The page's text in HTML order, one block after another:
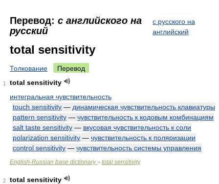
Перевод: с английского на
русский
с русского на
английский
total sensitivity
Толкование Перевод
1
total sensitivity
интегральная чувствительность
touch sensitivity — динамическая чувствительность клавиатуры
pattern sensitivity — чувствительность к кодовым комбинациям
salt taste sensitivity — вкусовая чувствительность к соли
polarization sensitivity — чувствительность к поляризации
control sensitivity — чувствительность системы управления
English-Russian base dictionary> total sensitivity
2
total sensitivity